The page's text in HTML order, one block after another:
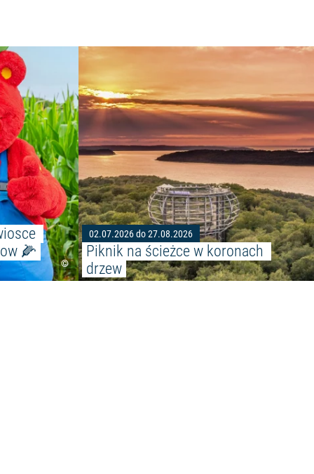
16:30"
©
🌽
Czytaj więcej: "Labirynt w kukurydzy w wiosce
02.07.2026 do 27.08.2026
Piknik na ścieżce w koronach
drzew